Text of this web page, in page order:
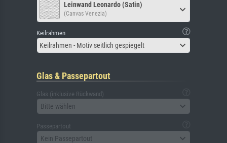
Leinwand Leonardo (Satin)
(Canvas Venezia)
Keilrahmen
Keilrahmen - Motiv seitlich gespiegelt
Glas & Passepartout
Glas (inklusive Rückwand)
Bitte wählen
Passepartout
Kein Passepartout